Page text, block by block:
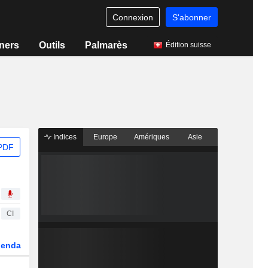
Connexion S'abonner
Outils Palmarès Édition suisse
CI
Indices Europe Amériques Asie